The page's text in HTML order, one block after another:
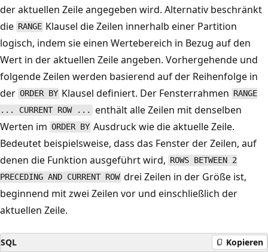
der aktuellen Zeile angegeben wird. Alternativ beschränkt
die RANGE Klausel die Zeilen innerhalb einer Partition
logisch, indem sie einen Wertebereich in Bezug auf den
Wert in der aktuellen Zeile angeben. Vorhergehende und
folgende Zeilen werden basierend auf der Reihenfolge in
der ORDER BY Klausel definiert. Der Fensterrahmen RANGE
... CURRENT ROW ...
enthält alle Zeilen mit denselben
Werten im ORDER BY Ausdruck wie die aktuelle Zeile.
Bedeutet beispielsweise, dass das Fenster der Zeilen, auf
denen die Funktion ausgeführt wird, ROWS BETWEEN 2
PRECEDING AND CURRENT ROW drei Zeilen in der Größe ist,
beginnend mit zwei Zeilen vor und einschließlich der
aktuellen Zeile.
SQL Kopieren